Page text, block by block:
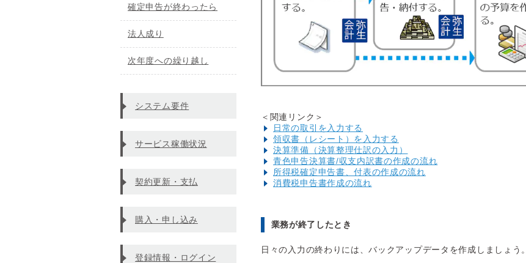
＜関連リンク＞
日常の取引を入力する
領収書（レシート）を入力する
決算準備（決算整理仕訳の入力）
青色申告決算書/収支内訳書の作成の流れ
所得税確定申告書、付表の作成の流れ
消費税申告書作成の流れ
業務が終了したとき
日々の入力の終わりには、バックアップデータを作成しましょう。
確定申告が終わったら
法人成り
次年度への繰り越し
システム要件
サービス稼働状況
契約更新・支払
購入・申し込み
登録情報・ログイン